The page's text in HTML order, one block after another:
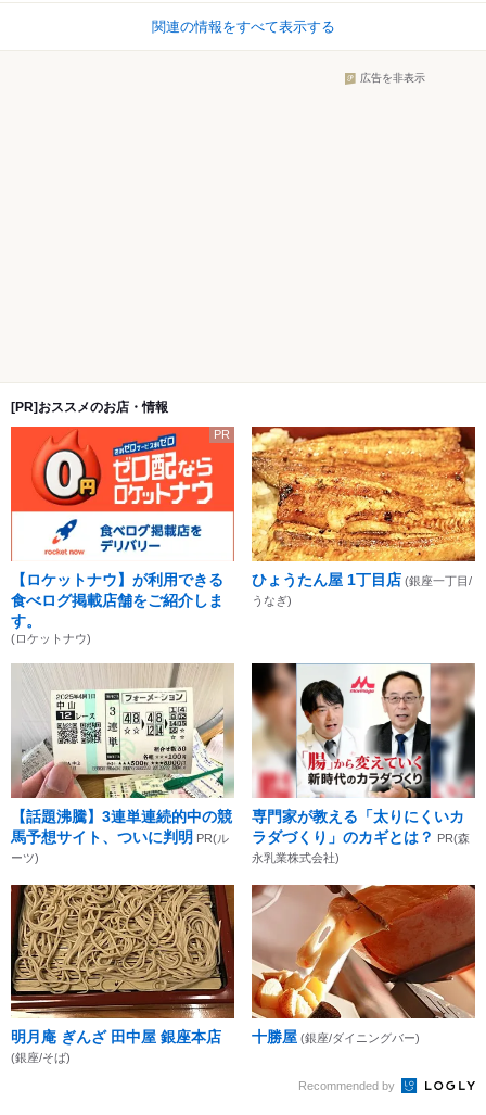
関連の情報をすべて表示する
広告を非表示
[PR]おススメのお店・情報
PR
【ロケットナウ】が利用できる
食べログ掲載店舗をご紹介しま
す。
(ロケットナウ)
ひょうたん屋 1丁目店 (銀座一丁目/
うなぎ)
【話題沸騰】3連単連続的中の競
馬予想サイト、ついに判明 PR(ル
ーツ)
専門家が教える「太りにくいカ
ラダづくり」のカギとは？ PR(森
永乳業株式会社)
明月庵 ぎんざ 田中屋 銀座本店
(銀座/そば)
十勝屋 (銀座/ダイニングバー)
Recommended by